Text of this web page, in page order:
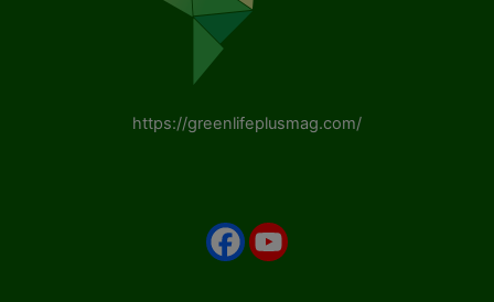
https://greenlifeplusmag.com/